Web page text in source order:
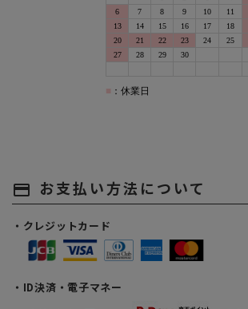
payment お支払い方法について
・クレジットカード
・ID決済・電子マネー